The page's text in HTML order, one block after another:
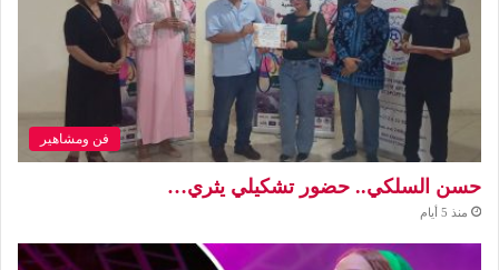
فن ومشاهير
حسن السلكي.. حضور تشكيلي يثري…
منذ 5 أيام